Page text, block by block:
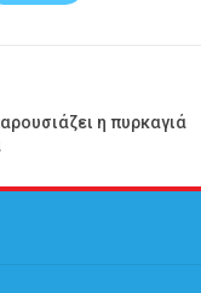
η πυρκαγιά